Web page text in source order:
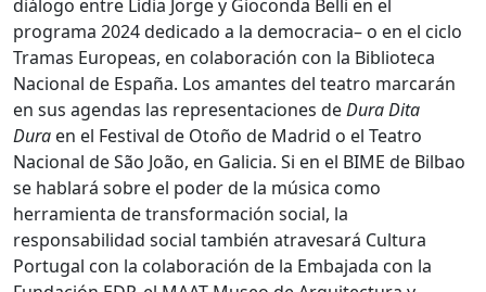
diálogo entre Lídia Jorge y Gioconda Belli en el
programa 2024 dedicado a la democracia– o en el ciclo
Tramas Europeas, en colaboración con la Biblioteca
Nacional de España. Los amantes del teatro marcarán
en sus agendas las representaciones deDura Dita
Dura en el Festival de Otoño de Madrid o el Teatro
Nacional de São João, en Galicia. Si en el BIME de Bilbao
se hablará sobre el poder de la música como
herramienta de transformación social, la
responsabilidad social también atravesará Cultura
Portugal con la colaboración de la Embajada con la